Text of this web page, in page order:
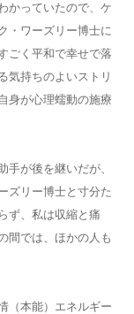
かっていたので、ケ
・ワーズリー博士に
ごく平和で幸せで落
気持ちのよいストリ
身が心理蠕動の施療
手が後を継いだが、
ズリー博士と寸分た
ず、私は収縮と痛
間では、ほかの人も
（本能）エネルギー